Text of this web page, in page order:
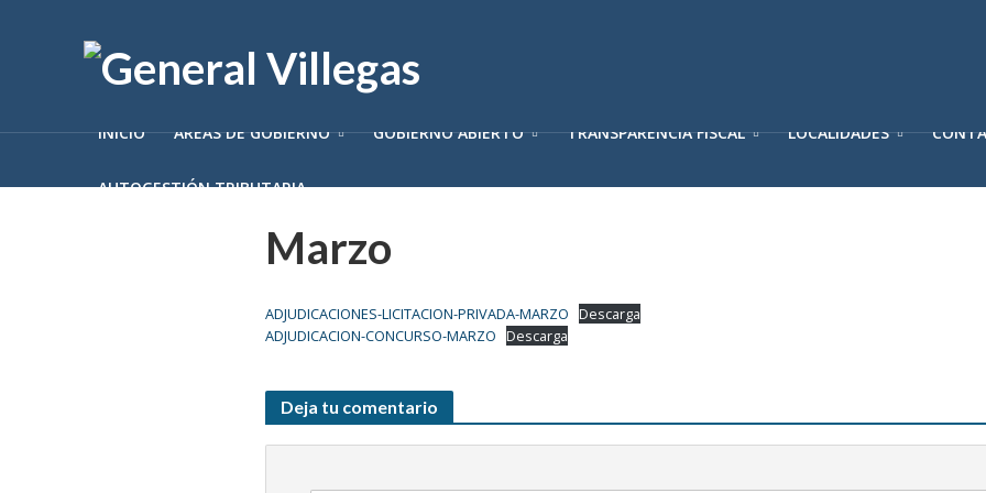
INICIO ÁREAS DE GOBIERNO GOBIERNO ABIERTO TRANSPARENCIA FISCAL LOCALIDADES
AUTOGESTIÓN TRIBUTARIA
Marzo
ADJUDICACIONES-LICITACION-PRIVADA-MARZO Descarga
ADJUDICACION-CONCURSO-MARZO Descarga
Deja tu comentario